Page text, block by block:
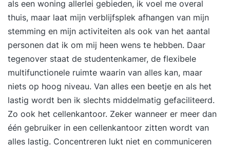
als een woning allerlei gebieden, ik voel me overal
thuis, maar laat mijn verblijfsplek afhangen van mijn
stemming en mijn activiteiten als ook van het aantal
personen dat ik om mij heen wens te hebben. Daar
tegenover staat de studentenkamer, de flexibele
multifunctionele ruimte waarin van alles kan, maar
niets op hoog niveau. Van alles een beetje en als het
lastig wordt ben ik slechts middelmatig gefaciliteerd.
Zo ook het cellenkantoor. Zeker wanneer er meer dan
één gebruiker in een cellenkantoor zitten wordt van
alles lastig. Concentreren lukt niet en communiceren